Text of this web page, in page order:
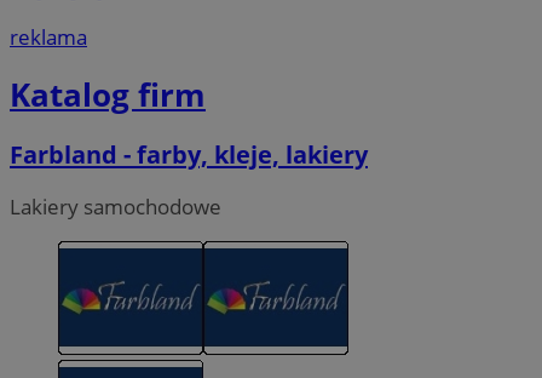
reklama
Katalog firm
Farbland - farby, kleje, lakiery
Lakiery samochodowe